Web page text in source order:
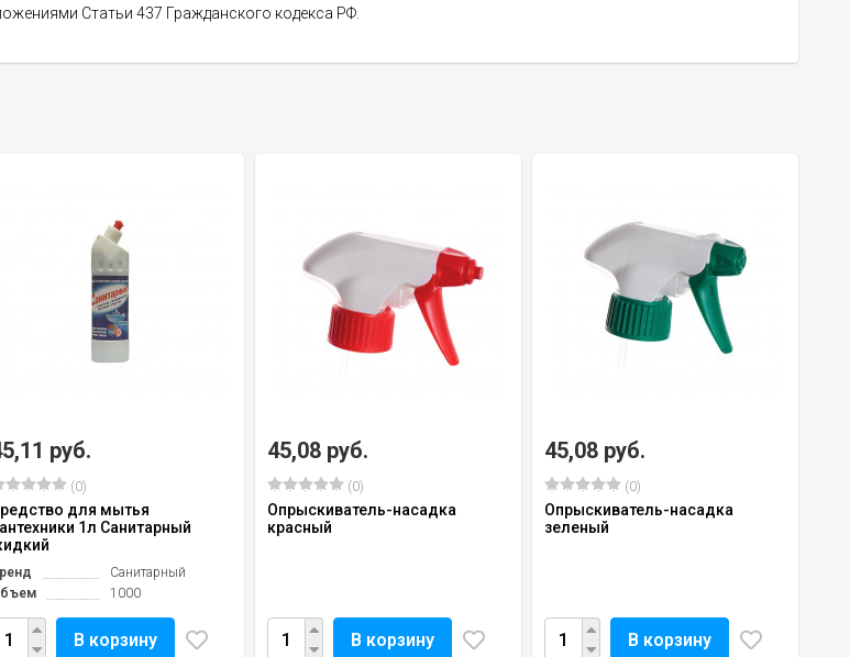
Статьи 437 Гражданского кодекса РФ.
руб.
(0)
для мытья
1л Санитарный
Санитарный
1000
В корзину
45,08 руб.
(0)
Опрыскиватель-насадка
красный
В корзину
45,08 руб.
(0)
Опрыскиватель-насадка
зеленый
В корзину